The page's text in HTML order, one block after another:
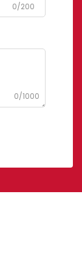
0/200
0/1000